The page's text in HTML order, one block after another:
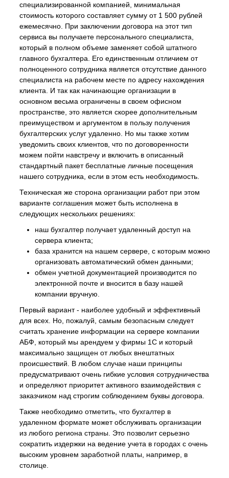
специализированной компанией, минимальная
стоимость которого составляет сумму от 1 500 рублей
ежемесячно. При заключении договора на этот тип
сервиса вы получаете персонального специалиста,
который в полном объеме заменяет собой штатного
главного бухгалтера. Его единственным отличием от
полноценного сотрудника является отсутствие данного
специалиста на рабочем месте по адресу нахождения
клиента. И так как начинающие организации в
основном весьма ограничены в своем офисном
пространстве, это является скорее дополнительным
преимуществом и аргументом в пользу получения
бухгалтерских услуг удаленно. Но мы также хотим
уведомить своих клиентов, что по договоренности
можем пойти навстречу и включить в описанный
стандартный пакет бесплатные личные посещения
нашего сотрудника, если в этом есть необходимость.
Техническая же сторона организации работ при этом
варианте соглашения может быть исполнена в
следующих нескольких решениях:
наш бухгалтер получает удаленный доступ на
сервера клиента;
база хранится на нашем сервере, с которым можно
организовать автоматический обмен данными;
обмен учетной документацией производится по
электронной почте и вносится в базу нашей
компании вручную.
Первый вариант - наиболее удобный и эффективный
для всех. Но, пожалуй, самым безопасным следует
считать хранение информации на сервере компании
АБФ, который мы арендуем у фирмы 1С и который
максимально защищен от любых внештатных
происшествий. В любом случае наши принципы
предусматривают очень гибкие условия сотрудничества
и определяют приоритет активного взаимодействия с
заказчиком над строгим соблюдением буквы договора.
Также необходимо отметить, что бухгалтер в
удаленном формате может обслуживать организации
из любого региона страны. Это позволит серьезно
сократить издержки на ведение учета в городах с очень
высоким уровнем заработной платы, например, в
столице.